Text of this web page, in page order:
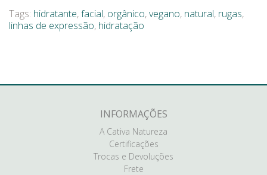
Tags: hidratante,facial, orgânico,vegano, natural, rugas,
linhas de expressão, hidratação
INFORMAÇÕES
A Cativa Natureza
Certificações
Trocas e Devoluções
Frete